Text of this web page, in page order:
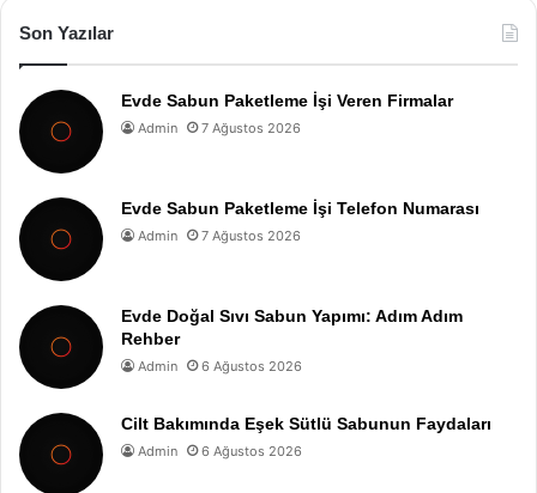
Son Yazılar
Evde Sabun Paketleme İşi Veren Firmalar
Admin 7 Ağustos 2026
Evde Sabun Paketleme İşi Telefon Numarası
Admin 7 Ağustos 2026
Evde Doğal Sıvı Sabun Yapımı: Adım Adım
Rehber
Admin 6 Ağustos 2026
Cilt Bakımında Eşek Sütlü Sabunun Faydaları
Admin 6 Ağustos 2026